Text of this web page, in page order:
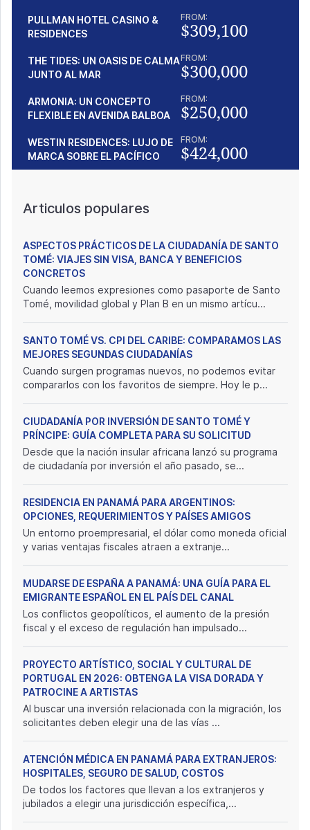
PULLMAN HOTEL CASINO &
RESIDENCES
FROM:
$309,100
THE TIDES: UN OASIS DE CALMA
JUNTO AL MAR
FROM:
$300,000
ARMONIA: UN CONCEPTO
FLEXIBLE EN AVENIDA BALBOA
FROM:
$250,000
WESTIN RESIDENCES: LUJO DE
MARCA SOBRE EL PACÍFICO
FROM:
$424,000
Articulos populares
ASPECTOS PRÁCTICOS DE LA CIUDADANÍA DE SANTO
TOMÉ: VIAJES SIN VISA, BANCA Y BENEFICIOS
CONCRETOS
Cuando leemos expresiones como pasaporte de Santo
Tomé, movilidad global y Plan B en un mismo artícu...
SANTO TOMÉ VS. CPI DEL CARIBE: COMPARAMOS LAS
MEJORES SEGUNDAS CIUDADANÍAS
Cuando surgen programas nuevos, no podemos evitar
compararlos con los favoritos de siempre. Hoy le p...
CIUDADANÍA POR INVERSIÓN DE SANTO TOMÉ Y
PRÍNCIPE: GUÍA COMPLETA PARA SU SOLICITUD
Desde que la nación insular africana lanzó su programa
de ciudadanía por inversión el año pasado, se...
RESIDENCIA EN PANAMÁ PARA ARGENTINOS:
OPCIONES, REQUERIMIENTOS Y PAÍSES AMIGOS
Un entorno proempresarial, el dólar como moneda oficial
y varias ventajas fiscales atraen a extranje...
MUDARSE DE ESPAÑA A PANAMÁ: UNA GUÍA PARA EL
EMIGRANTE ESPAÑOL EN EL PAÍS DEL CANAL
Los conflictos geopolíticos, el aumento de la presión
fiscal y el exceso de regulación han impulsado...
PROYECTO ARTÍSTICO, SOCIAL Y CULTURAL DE
PORTUGAL EN 2026: OBTENGA LA VISA DORADA Y
PATROCINE A ARTISTAS
Al buscar una inversión relacionada con la migración, los
solicitantes deben elegir una de las vías ...
ATENCIÓN MÉDICA EN PANAMÁ PARA EXTRANJEROS:
HOSPITALES, SEGURO DE SALUD, COSTOS
De todos los factores que llevan a los extranjeros y
jubilados a elegir una jurisdicción específica,...